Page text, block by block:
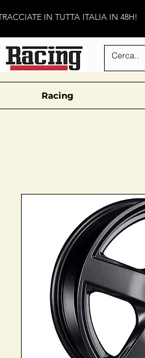
IN TUTTA ITALIA IN 48H!
Racing